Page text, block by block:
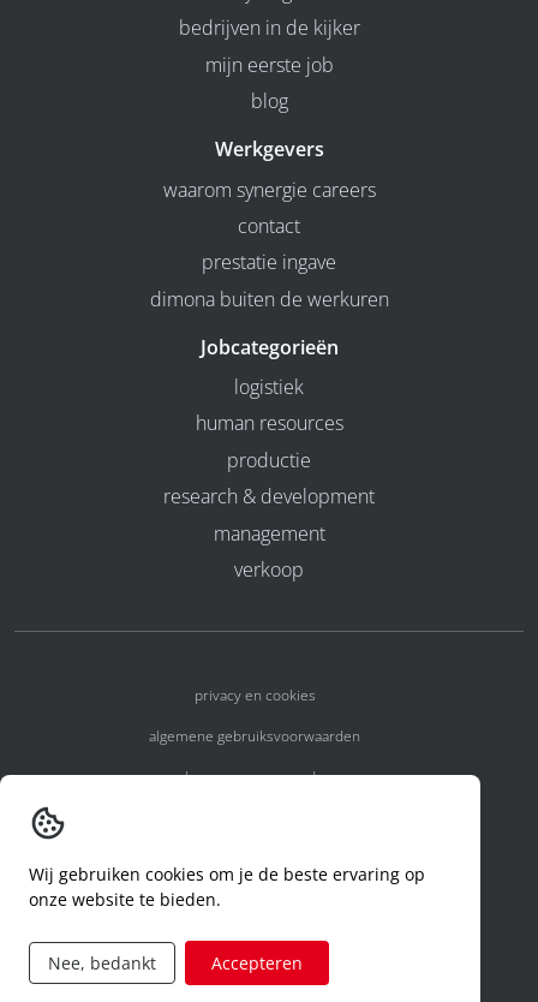
bedrijven in de kijker
mijn eerste job
blog
Werkgevers
waarom synergie careers
contact
prestatie ingave
dimona buiten de werkuren
Jobcategorieën
logistiek
human resources
productie
research & development
management
verkoop
privacy en cookies
algemene gebruiksvoorwaarden
algemene voorwaarden
code of conduct
aanvraag rechten ivm privacy
Wij gebruiken cookies om je de beste ervaring op
onze website te bieden.
Nee, bedankt Accepteren